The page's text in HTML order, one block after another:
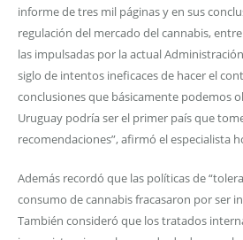
informe de tres mil páginas y en sus
regulación del mercado del cannabis,
las impulsadas por la actual
siglo de intentos ineficaces de hacer el
conclusiones que básicamente podemos
Uruguay podría ser el primer país que
recomendaciones”, afirmó el especialista
Además recordó que las políticas de
consumo de cannabis fracasaron por ser
También consideró que los tratados